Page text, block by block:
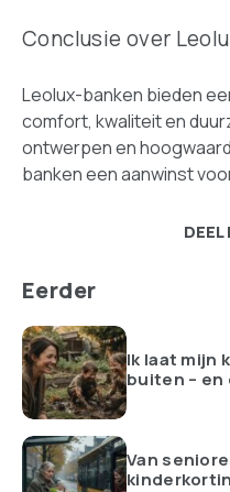
Conclusie over
Leolux-banken bieden
comfort, kwaliteit en
ontwerpen en
banken een aanwinst
Eerder
Ik laat mijn
buiten – en
Van